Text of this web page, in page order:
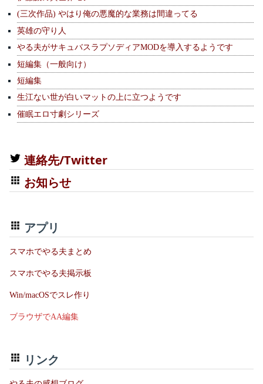
(三次作品) やはり俺の悪魔的な業務は間違ってる
英雄の守り人
やる夫がサキュバスラプソディアMODを導入するようです
短編集（一般向け）
短編集
生江ない世が白いマットの上に立つようです
催眠エロ寸劇シリーズ
連絡先/Twitter
お知らせ
アプリ
スマホでやる夫まとめ
スマホでやる夫掲示板
Win/macOSでスレ作り
ブラウザでAA編集
リンク